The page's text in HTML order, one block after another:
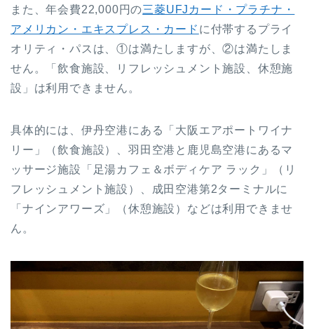
また、年会費22,000円の三菱UFJカード・プラチナ・
アメリカン・エキスプレス・カード に付帯するプライ
オリティ・パスは、①は満たしますが、②は満たしま
せん。「飲食施設、リフレッシュメント施設、休憩施
設」は利用できません。
具体的には、伊丹空港にある「大阪エアポートワイナ
リー」（飲食施設）、羽田空港と鹿児島空港にあるマ
ッサージ施設「足湯カフェ＆ボディケア ラック」（リ
フレッシュメント施設）、成田空港第2ターミナルに
「ナインアワーズ」（休憩施設）などは利用できませ
ん。